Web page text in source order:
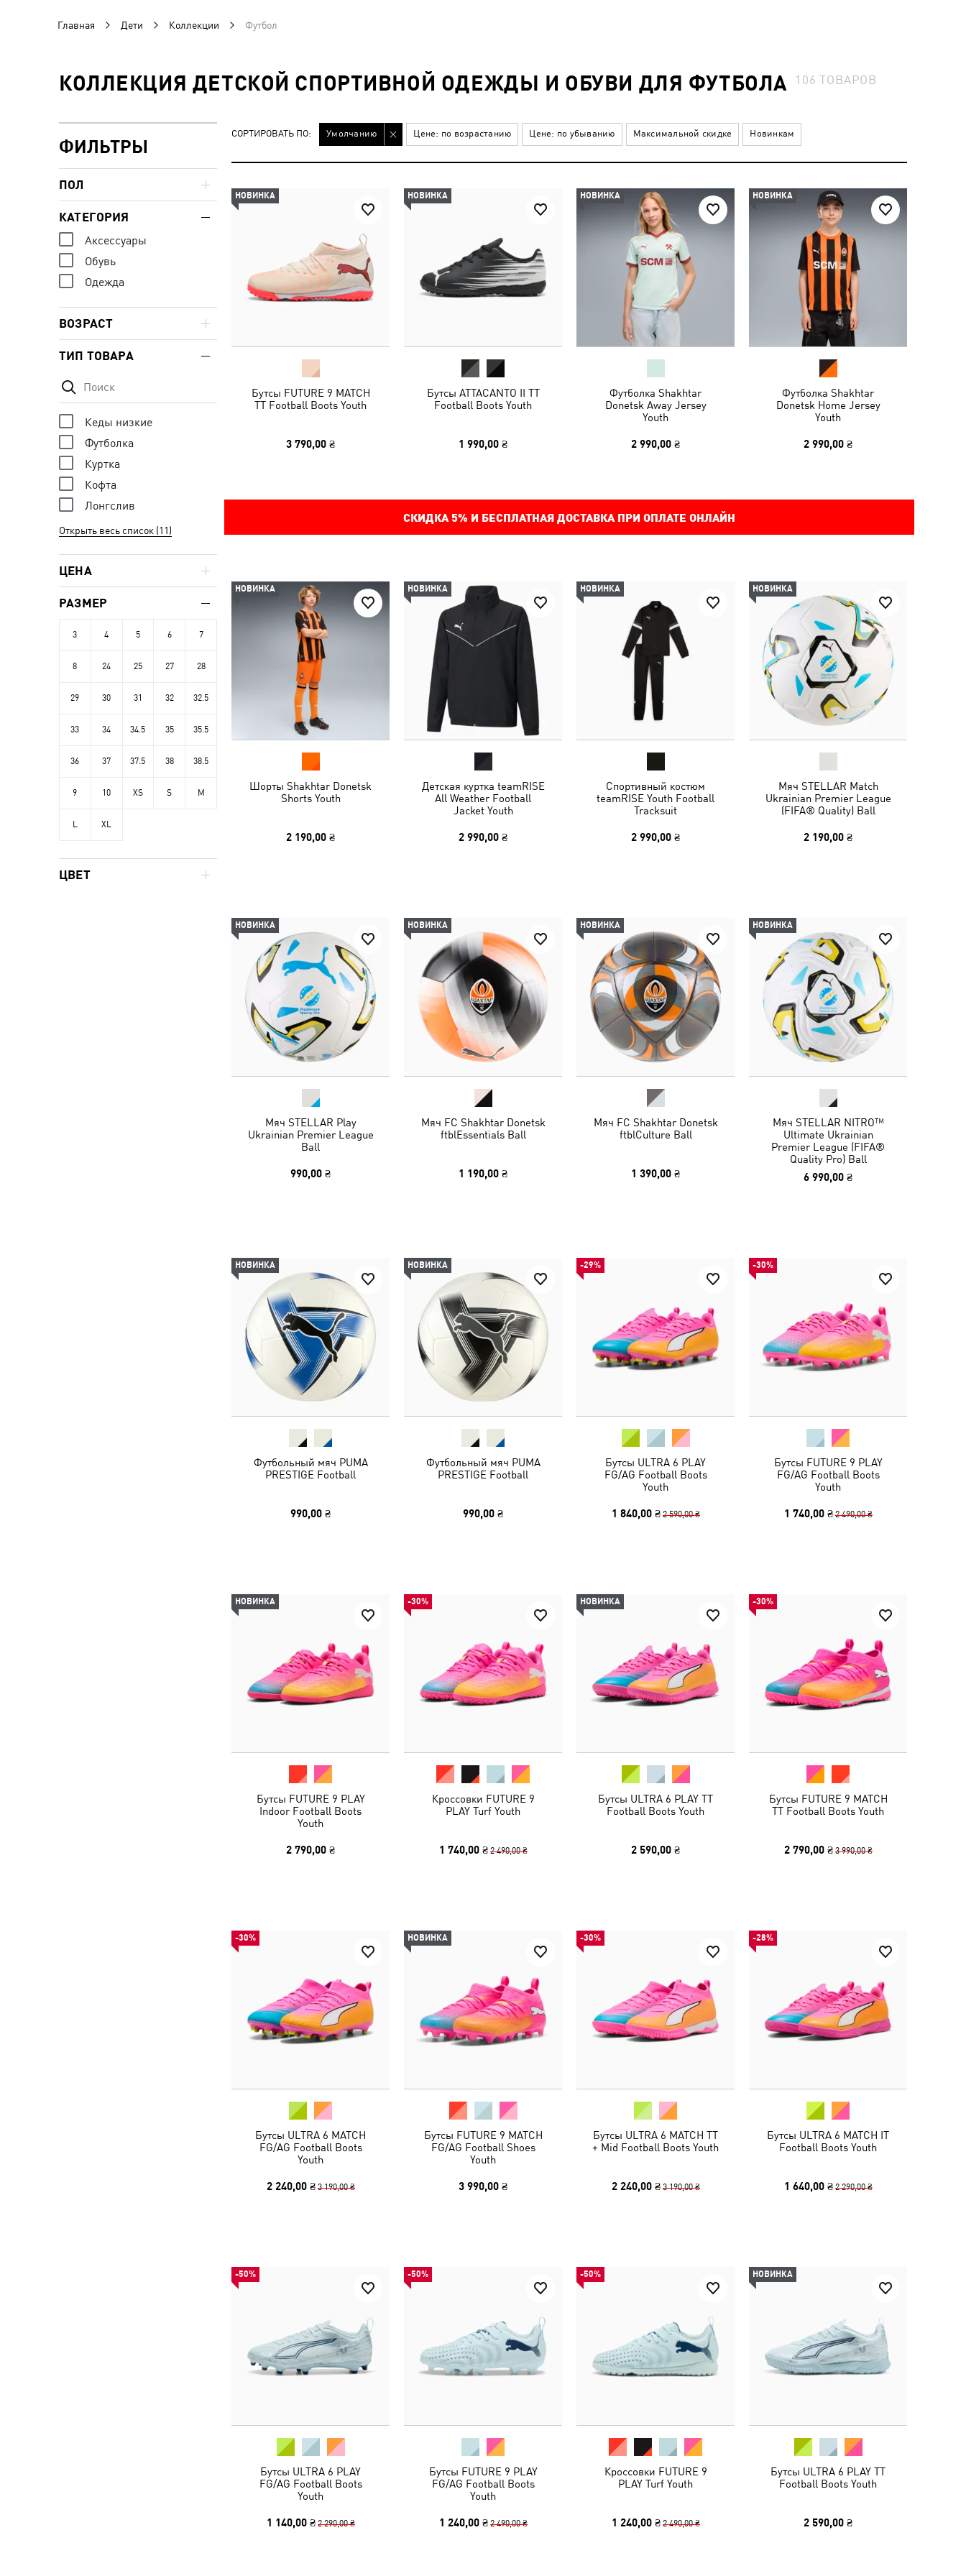
Главная Дети Коллекции Футбол
КОЛЛЕКЦИЯ ДЕТСКОЙ СПОРТИВНОЙ ОДЕЖДЫ И ОБУВИ ДЛЯ ФУТБОЛА 106ТОВАРОВ
СОРТИРОВАТЬ ПО: Умолчанию Цене: по возрастанию Цене: по убыванию Максимальной скидке Новинкам
НОВИНКА
Бутсы FUTURE 9 MATCH
TT Football Boots Youth
3 790,00 ₴
НОВИНКА
Бутсы ATTACANTO II TT
Football Boots Youth
1 990,00 ₴
НОВИНКА
Футболка Shakhtar
Donetsk Away Jersey
Youth
2 990,00 ₴
НОВИНКА
Футболка Shakhtar
Donetsk Home Jersey
Youth
2 990,00 ₴
СКИДКА 5% И БЕСПЛАТНАЯ ДОСТАВКА ПРИ ОПЛАТЕ ОНЛАЙН
НОВИНКА
Шорты Shakhtar Donetsk
Shorts Youth
2 190,00 ₴
НОВИНКА
Детская куртка teamRISE
All Weather Football
Jacket Youth
2 990,00 ₴
НОВИНКА
Спортивный костюм
teamRISE Youth Football
Tracksuit
2 990,00 ₴
НОВИНКА
Мяч STELLAR Match
Ukrainian Premier League
(FIFA® Quality) Ball
2 190,00 ₴
НОВИНКА
Мяч STELLAR Play
Ukrainian Premier League
Ball
990,00 ₴
НОВИНКА
Мяч FC Shakhtar Donetsk
ftblEssentials Ball
1 190,00 ₴
НОВИНКА
Мяч FC Shakhtar Donetsk
ftblCulture Ball
1 390,00 ₴
НОВИНКА
Мяч STELLAR NITRO™
Ultimate Ukrainian
Premier League (FIFA®
Quality Pro) Ball
6 990,00 ₴
НОВИНКА
Футбольный мяч PUMA
PRESTIGE Football
990,00 ₴
НОВИНКА
Футбольный мяч PUMA
PRESTIGE Football
990,00 ₴
-29%
Бутсы ULTRA 6 PLAY
FG/AG Football Boots
Youth
1 840,00 ₴ 2 590,00 ₴
-30%
Бутсы FUTURE 9 PLAY
FG/AG Football Boots
Youth
1 740,00 ₴ 2 490,00 ₴
НОВИНКА
Бутсы FUTURE 9 PLAY
Indoor Football Boots
Youth
2 790,00 ₴
-30%
Кроссовки FUTURE 9
PLAY Turf Youth
1 740,00 ₴ 2 490,00 ₴
НОВИНКА
Бутсы ULTRA 6 PLAY TT
Football Boots Youth
2 590,00 ₴
-30%
Бутсы FUTURE 9 MATCH
TT Football Boots Youth
2 790,00 ₴ 3 990,00 ₴
-30%
Бутсы ULTRA 6 MATCH
FG/AG Football Boots
Youth
2 240,00 ₴ 3 190,00 ₴
НОВИНКА
Бутсы FUTURE 9 MATCH
FG/AG Football Shoes
Youth
3 990,00 ₴
-30%
Бутсы ULTRA 6 MATCH TT
+ Mid Football Boots Youth
2 240,00 ₴ 3 190,00 ₴
-28%
Бутсы ULTRA 6 MATCH IT
Football Boots Youth
1 640,00 ₴ 2 290,00 ₴
-50%
Бутсы ULTRA 6 PLAY
FG/AG Football Boots
Youth
1 140,00 ₴ 2 290,00 ₴
-50%
Бутсы FUTURE 9 PLAY
FG/AG Football Boots
Youth
1 240,00 ₴ 2 490,00 ₴
-50%
Кроссовки FUTURE 9
PLAY Turf Youth
1 240,00 ₴ 2 490,00 ₴
НОВИНКА
Бутсы ULTRA 6 PLAY TT
Football Boots Youth
2 590,00 ₴
ФИЛЬТРЫ
ПОЛ
КАТЕГОРИЯ
Аксессуары
Обувь
Одежда
ВОЗРАСТ
ТИП ТОВАРА
Кеды низкие
Футболка
Куртка
Кофта
Лонгслив
Открыть весь список (11)
ЦЕНА
РАЗМЕР
3 4 5 6 7
8 24 25 27 28
29 30 31 32 32.5
33 34 34.5 35 35.5
36 37 37.5 38 38.5
9 10 XS S M
L XL
ЦВЕТ